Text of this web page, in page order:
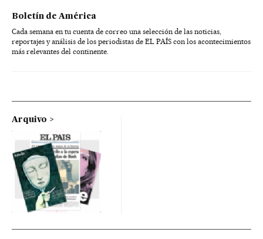
Boletín de América
Cada semana en tu cuenta de correo una selección de las noticias,
reportajes y análisis de los periodistas de EL PAÍS con los acontecimientos
más relevantes del continente.
Arquivo